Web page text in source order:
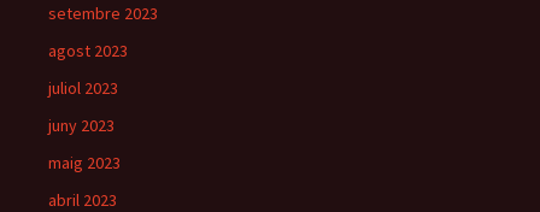
setembre 2023
agost 2023
juliol 2023
juny 2023
maig 2023
abril 2023